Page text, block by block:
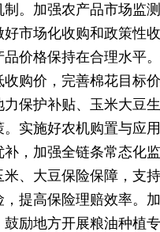
。加强农产品市场监
好市场化收购和政策性
价格保持在合理水平
购价，完善棉花目标价
保护补贴、玉米大豆
实施好农机购置与应
，加强全链条常态化
、大豆保险保障，支
提高保险理赔效率。
励地方开展粮油种植